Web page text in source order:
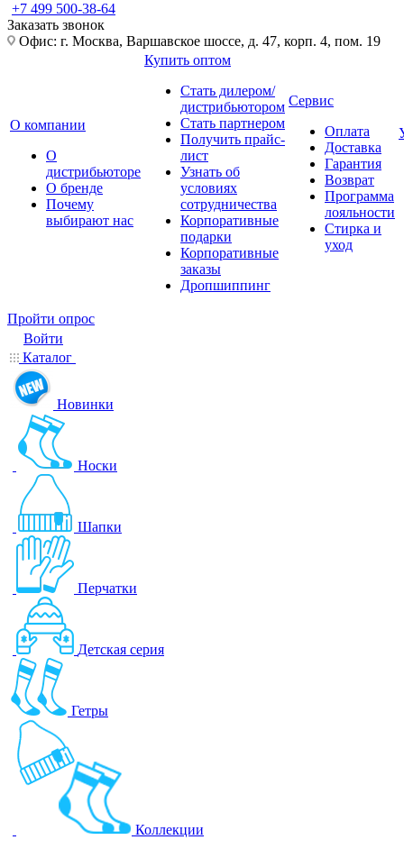
+7 499 500-38-64
Заказать звонок
Офис: г. Москва, Варшавское шоссе, д. 47, корп. 4, пом. 19
О компании
О
дистрибьюторе
О бренде
Почему
выбирают нас
Купить оптом
Стать дилером/
дистрибьютором
Стать партнером
Получить прайс-
лист
Узнать об
условиях
сотрудничества
Корпоративные
подарки
Корпоративные
заказы
Дропшиппинг
Сервис
Оплата
Доставка
Гарантия
Возврат
Программа
лояльности
Стирка и
уход
Пройти опрос
Войти
Каталог
Новинки
Носки
Шапки
Перчатки
Детская серия
Гетры
Коллекции